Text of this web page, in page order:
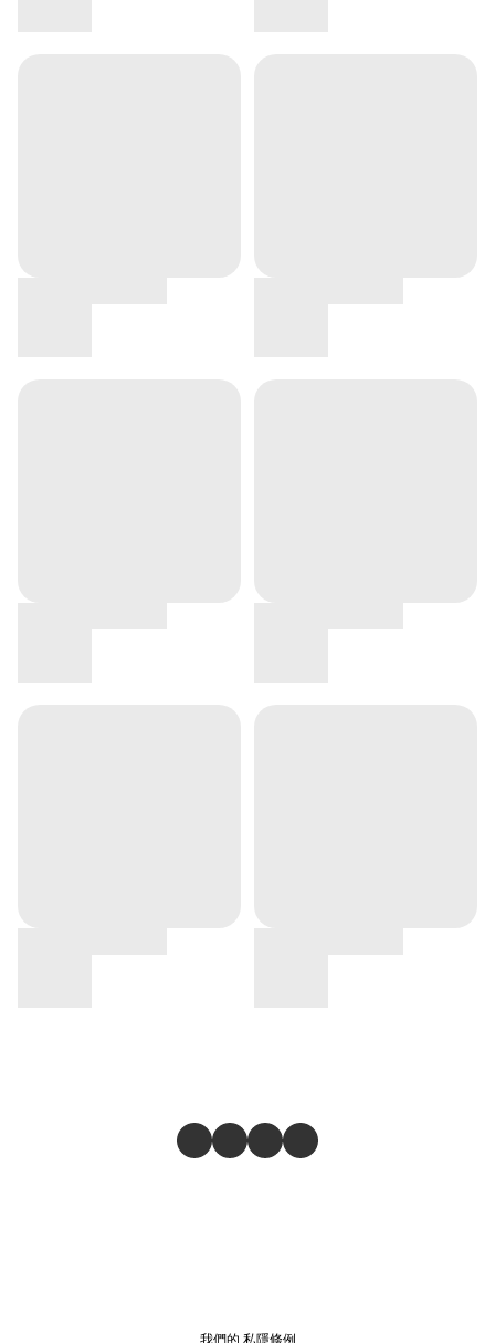
我們的 私隱條例